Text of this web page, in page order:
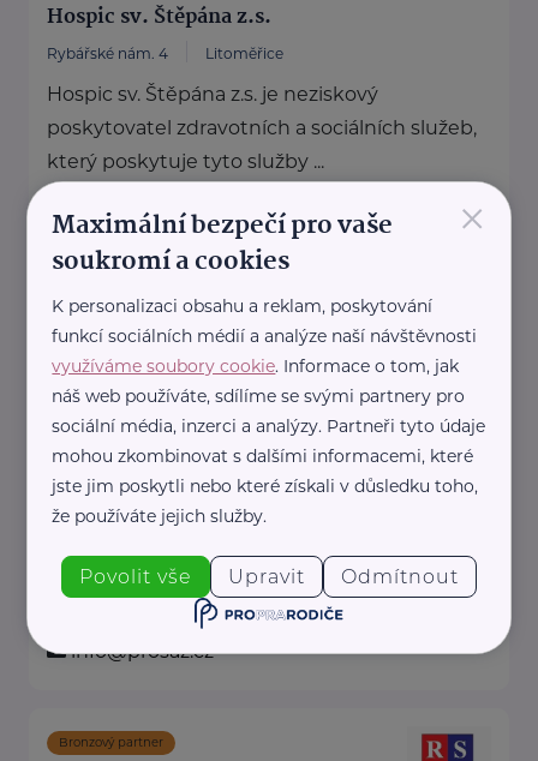
Hospic sv. Štěpána z.s.
Rybářské nám. 4 Litoměřice
Hospic sv. Štěpána z.s. je neziskový
poskytovatel zdravotních a sociálních služeb,
který poskytuje tyto služby ...
www.hospiclitomerice.cz
+420 416 733 185
info@hospiclitomerice.cz
PROSAZ, z.ú.
Kodymova 2526 Praha 5
PROSAZ, z.ú. je poskytovatelem osobní
pohotovostní pečovatelské služby, domácí
www.prosaz.cz
+420 777 701 805
info@prosaz.cz
Bronzový partner
×
Maximální bezpečí pro vaše
soukromí a cookies
K personalizaci obsahu a reklam, poskytování
funkcí sociálních médií a analýze naší návštěvnosti
využíváme soubory cookie. Informace o tom, jak
náš web používáte, sdílíme se svými partnery pro
sociální média, inzerci a analýzy. Partneři tyto údaje
mohou zkombinovat s dalšími informacemi, které
jste jim poskytli nebo které získali v důsledku toho,
že používáte jejich služby.
Povolit vše Upravit Odmítnout